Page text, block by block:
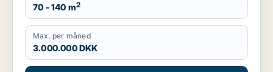
70 - 140 m2
Max. per måned
3.000.000 DKK